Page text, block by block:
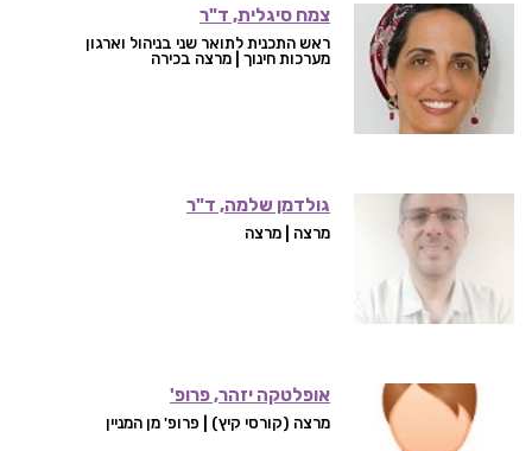
צמח סיגלית, ד"ר
ראש התכנית לתואר שני בניהול וארגון
מערכות חינוך | מרצה בכירה
גולדמן שלמה, ד"ר
מרצה | מרצה
אופלטקה יזהר, פרופ'
מרצה (קורסי קיץ) | פרופ' מן המניין